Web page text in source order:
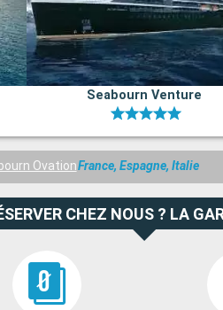
Seabourn Venture
OvationFrance, Espagne, Italie
CHEZ NOUS ? LA